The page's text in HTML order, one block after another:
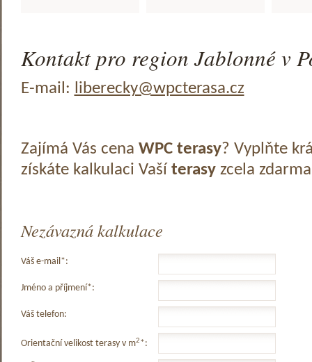
Kontakt pro region Jablonné v
E-mail: liberecky@wpcterasa.cz
Zajímá Vás cena WPC terasy? Vyplňte
získáte kalkulaci Vaší terasyzcela
Nezávazná kalkulace
Váš e-mail*:
Jméno a příjmení*:
Váš telefon:
Orientační velikost terasy v m2*: